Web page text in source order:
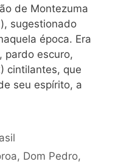
de Montezuma
sugestionado
época. Era
pardo escuro,
cintilantes, que
seu espírito, a
, Dom Pedro,